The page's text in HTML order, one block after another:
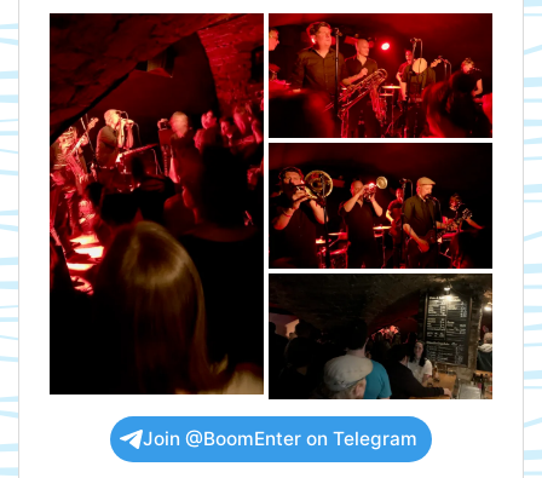
Join @BoomEnter on Telegram